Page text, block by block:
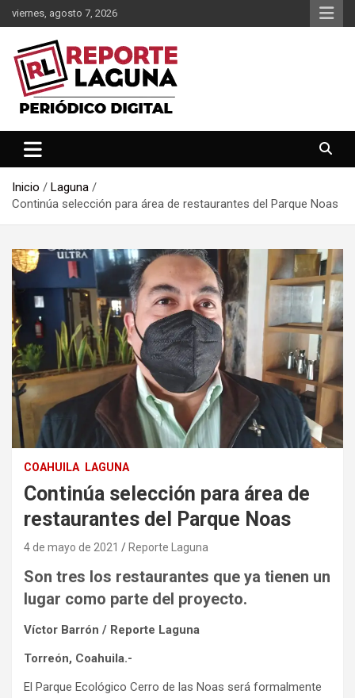
Saltar
al
contenido
viernes, agosto 7, 2026
Reporte Laguna
Inicio
Laguna
Continúa selección para área de restaurantes del Parque Noas
COAHUILA LAGUNA
Continúa selección para área de
restaurantes del Parque Noas
4 de mayo de 2021 Reporte Laguna
Son tres los restaurantes que ya tienen un
lugar como parte del proyecto.
Víctor Barrón / Reporte Laguna
Torreón, Coahuila.-
El Parque Ecológico Cerro de las Noas será formalmente